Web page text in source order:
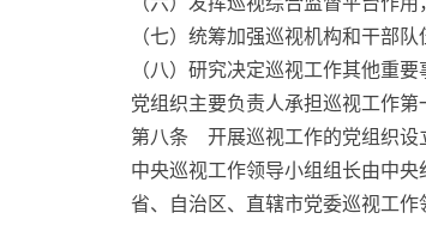
（七）统筹加强巡视机构和干部队
（八）研究决定巡视工作其他重要
党组织主要负责人承担巡视工作第
第八条 开展巡视工作的党组织设立
中央巡视工作领导小组组长由中央
省、自治区、直辖市党委巡视工作